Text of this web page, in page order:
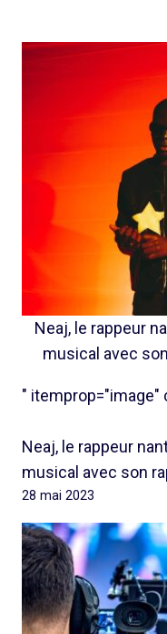
Neaj, le rappeur
musical avec
" itemprop="image"
Neaj, le rappeur
musical avec son
28 mai 2023